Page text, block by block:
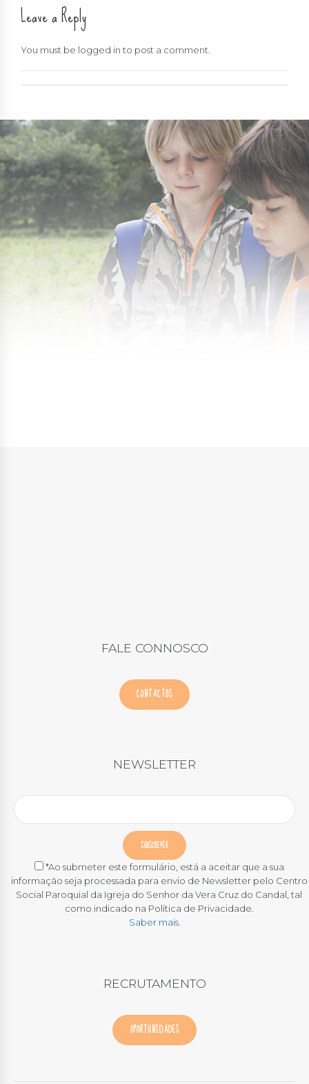
Leave a Reply
You must be logged in to post a comment.
FALE CONNOSCO
CONTACTOS
NEWSLETTER
*Ao submeter este formulário, está a aceitar que a sua
informação seja processada para envio de Newsletter pelo Centro
Social Paroquial da Igreja do Senhor da Vera Cruz do Candal, tal
como indicado na Política de Privacidade.
Saber mais.
RECRUTAMENTO
OPORTUNIDADES